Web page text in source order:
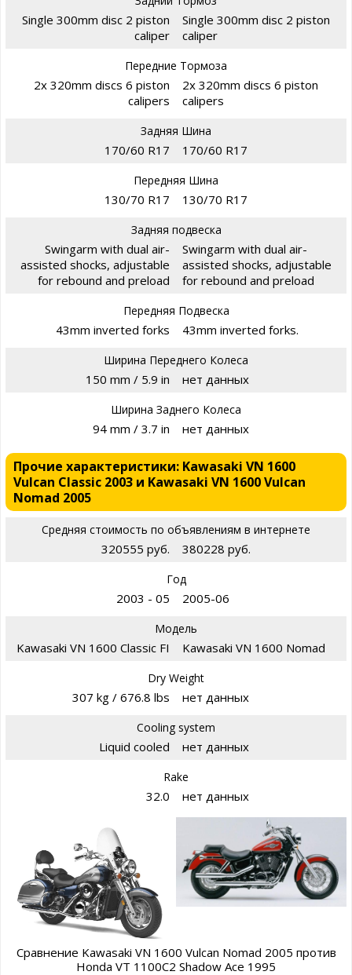
Single 300mm disc 2 piston
caliper
Single 300mm disc 2 piston
caliper
Передние Тормоза
2x 320mm discs 6 piston
calipers
2x 320mm discs 6 piston
calipers
Задняя Шина
170/60 R17 170/60 R17
Передняя Шина
130/70 R17 130/70 R17
Задняя подвеска
Swingarm with dual air-
assisted shocks, adjustable
for rebound and preload
Swingarm with dual air-
assisted shocks, adjustable
for rebound and preload
Передняя Подвеска
43mm inverted forks 43mm inverted forks.
Ширина Переднего Колеса
150 mm / 5.9 in нет данных
Ширина Заднего Колеса
94 mm / 3.7 in нет данных
Прочие характеристики: Kawasaki VN 1600
Vulcan Classic 2003 и Kawasaki VN 1600 Vulcan
Nomad 2005
Средняя стоимость по объявлениям в интернете
320555 руб. 380228 руб.
Год
2003 - 05 2005-06
Модель
Kawasaki VN 1600 Classic FI Kawasaki VN 1600 Nomad
Dry Weight
307 kg / 676.8 lbs нет данных
Cooling system
Liquid cooled нет данных
Rake
32.0 нет данных
Сравнение Kawasaki VN 1600 Vulcan Nomad 2005 против
Honda VT 1100C2 Shadow Ace 1995